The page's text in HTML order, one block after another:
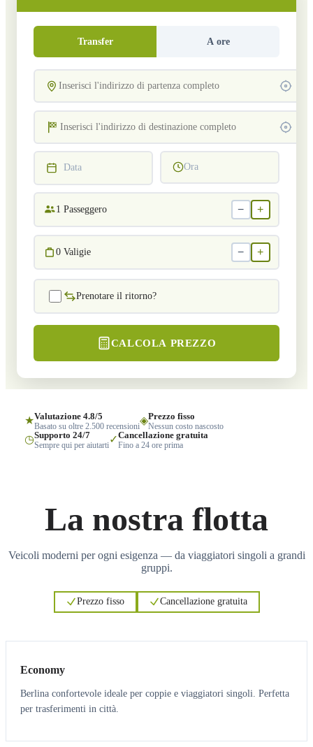
Transfer A ore
Data Ora
1 Passeggero − +
0 Valigie − +
Prenotare il ritorno?
CALCOLA PREZZO
★Valutazione 4.8/5
Basato su oltre 2.500 recensioni◈Prezzo fisso
Nessun costo nascosto
◷Supporto 24/7
Sempre qui per aiutarti✓Cancellazione gratuita
Fino a 24 ore prima
La nostra flotta
Veicoli moderni per ogni esigenza — da viaggiatori singoli a grandi
gruppi.
Prezzo fisso Cancellazione gratuita
Economy
Berlina confortevole ideale per coppie e viaggiatori singoli. Perfetta
per trasferimenti in città.
3 3